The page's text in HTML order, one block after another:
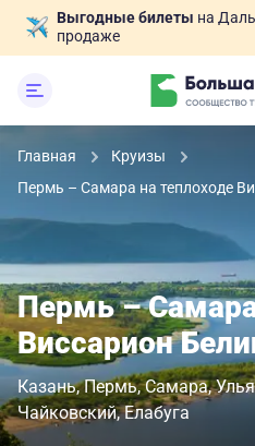
Выгодные билеты на
продаже
Главная
Круизы
Пермь – Самара на теплоходе
Пермь –
Виссарион
Казань Пермь Самара
Чайковский Елабуга